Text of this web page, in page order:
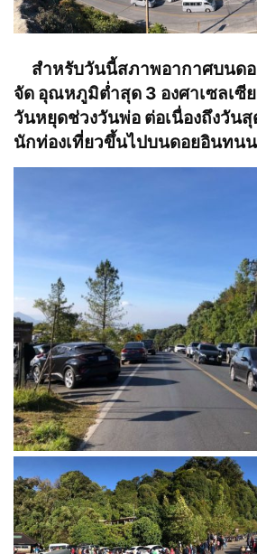
สำหรับวันนี้สภาพอากาศบนด
จัด อุณหภูมิต่ำสุด 3 องศาเซลเซี
วันหยุดช่วงวันพ่อ ต่อเนื่องถึงวัน
นักท่องเที่ยวขึ้นไปบนดอยอินทน